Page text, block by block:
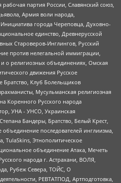
партия России, Славянский союз,
Армия воли народа,
города Череповца, Духовно-
единство, Древнерусской
Староверов-Инглингов, Русский
против нелегальной иммиграции,
о религиозных объединениях, Омская
движения Русское
Братство, Клуб Болельщиков
Мусульманская религиозная
Коренного Русского народа
УНА - УНСО, Украинская
Бандеры, Братство, Белый Крест,
последователей инглиизма,
TulaSkins, Этнополитическое
объединение Атака, Мечеть
народа г. Астрахани, ВОЛЯ,
Рубеж Севера, ТОЙС, О
РЕВТАТПОД, Артподготовка,